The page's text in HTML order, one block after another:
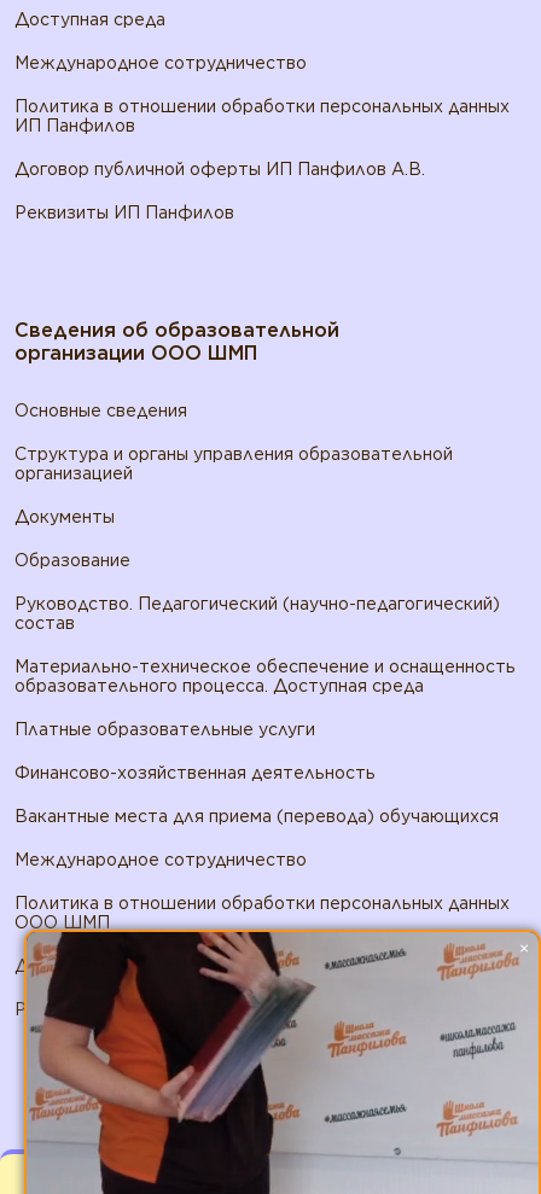
Доступная среда
Международное сотрудничество
Политика в отношении обработки персональных данных
ИП Панфилов
Договор публичной оферты ИП Панфилов А.В.
Реквизиты ИП Панфилов
Сведения об образовательной
организации ООО ШМП
Основные сведения
Структура и органы управления образовательной
организацией
Документы
Образование
Руководство. Педагогический (научно-педагогический)
состав
Материально-техническое обеспечение и оснащенность
образовательного процесса. Доступная среда
Платные образовательные услуги
Финансово-хозяйственная деятельность
Вакантные места для приема (перевода) обучающихся
Международное сотрудничество
Политика в отношении обработки персональных данных
ООО ШМП
Договор публичной оферты ООО ШМП
Реквизиты ООО ШМП
2026 © ИП Панфилов А.В.. Все права защищены
×
Мы используем файлы cookies для улучшения